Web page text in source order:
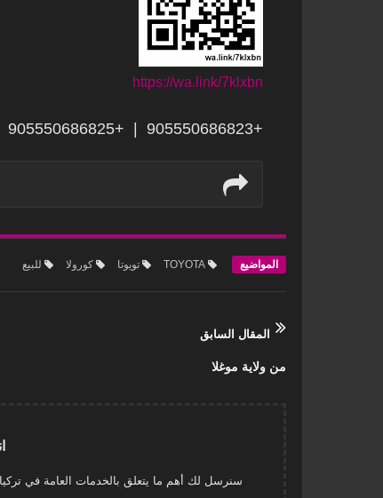
https://wa.link/7klxbn
+905550686823 | +905550686825
المواضيع TOYOTA تويوتا كورولا للبيع
المقال السابق
من ولاية موغلا
سنرسل لك أهم ما يتعلق بالخدمات العامة في